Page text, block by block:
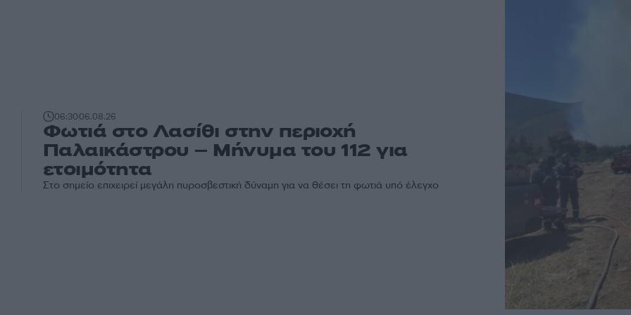
06:3006.08.26
Φωτιά στο Λασίθι στην περιοχή
Παλαικάστρου – Μήνυμα του 112 για
ετοιμότητα
Στο σημείο επιχειρεί μεγάλη πυροσβεστική δύναμη για να θέσει τη φωτιά υπό έλεγχο